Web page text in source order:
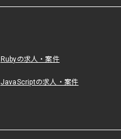
Rubyの求人・案件
JavaScriptの求人・案件